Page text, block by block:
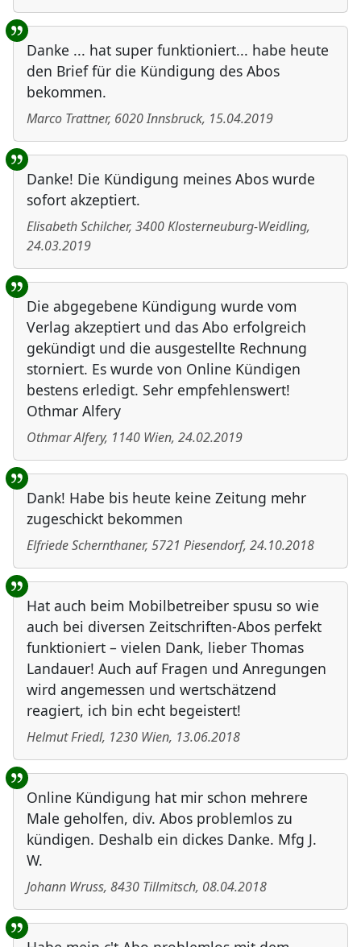
Danke ... hat super funktioniert... habe heute
den Brief für die Kündigung des Abos
bekommen.
Marco Trattner, 6020Innsbruck, 15.04.2019
Danke! Die Kündigung meines Abos wurde
sofort akzeptiert.
Elisabeth Schilcher, 3400Klosterneuburg-Weidling,
24.03.2019
Die abgegebene Kündigung wurde vom
Verlag akzeptiert und das Abo erfolgreich
gekündigt und die ausgestellte Rechnung
storniert. Es wurde von Online Kündigen
bestens erledigt. Sehr empfehlenswert!
Othmar Alfery
Othmar Alfery, 1140 Wien, 24.02.2019
Dank! Habe bis heute keine Zeitung mehr
zugeschickt bekommen
Elfriede Schernthaner, 5721 Piesendorf, 24.10.2018
Hat auch beim Mobilbetreiber spusu so wie
auch bei diversen Zeitschriften-Abos perfekt
funktioniert – vielen Dank, lieber Thomas
Landauer! Auch auf Fragen und Anregungen
wird angemessen und wertschätzend
reagiert, ich bin echt begeistert!
Helmut Friedl, 1230 Wien, 13.06.2018
Online Kündigung hat mir schon mehrere
Male geholfen, div. Abos problemlos zu
kündigen. Deshalb ein dickes Danke. Mfg J.
W.
Johann Wruss, 8430 Tillmitsch, 08.04.2018